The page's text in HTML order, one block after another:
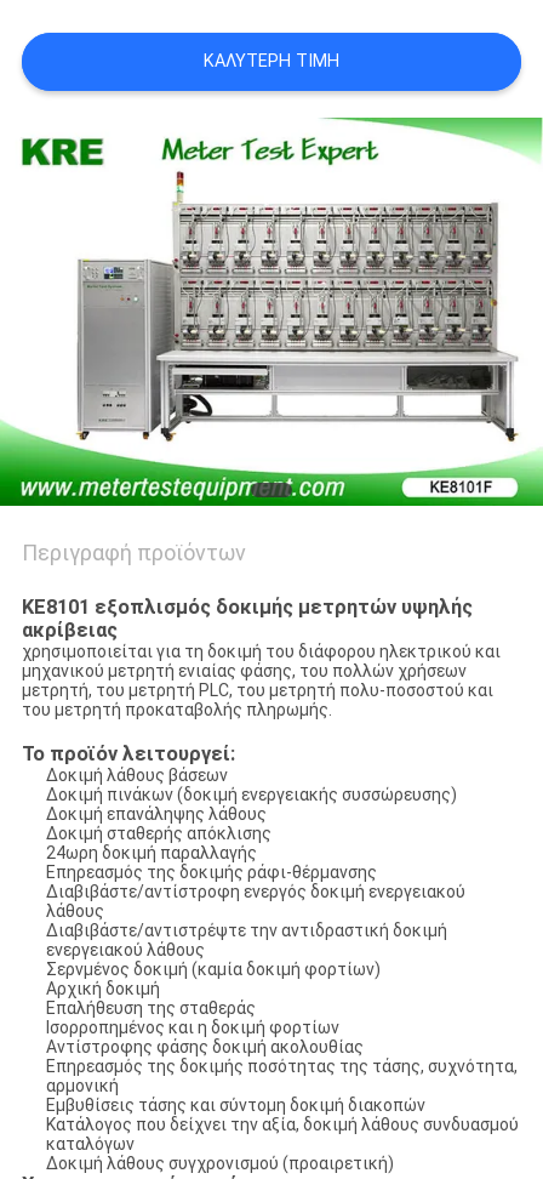
SITEMAP
POLICY
ΚΑΛΎΤΕΡΗ ΤΙΜΉ
Περιγραφή προϊόντων
KE8101 εξοπλισμός δοκιμής μετρητών υψηλής
ακρίβειας
χρησιμοποιείται για τη δοκιμή του διάφορου ηλεκτρικού και
μηχανικού μετρητή ενιαίας φάσης, του πολλών χρήσεων
μετρητή, του μετρητή PLC, του μετρητή πολυ-ποσοστού και
του μετρητή προκαταβολής πληρωμής.
Το προϊόν λειτουργεί:
Δοκιμή λάθους βάσεων
Δοκιμή πινάκων (δοκιμή ενεργειακής συσσώρευσης)
Δοκιμή επανάληψης λάθους
Δοκιμή σταθερής απόκλισης
24ωρη δοκιμή παραλλαγής
Επηρεασμός της δοκιμής ράφι-θέρμανσης
Διαβιβάστε/αντίστροφη ενεργός δοκιμή ενεργειακού
λάθους
Διαβιβάστε/αντιστρέψτε την αντιδραστική δοκιμή
ενεργειακού λάθους
Σερνμένος δοκιμή (καμία δοκιμή φορτίων)
Αρχική δοκιμή
Επαλήθευση της σταθεράς
Ισορροπημένος και η δοκιμή φορτίων
Αντίστροφης φάσης δοκιμή ακολουθίας
Επηρεασμός της δοκιμής ποσότητας της τάσης, συχνότητα,
αρμονική
Εμβυθίσεις τάσης και σύντομη δοκιμή διακοπών
Κατάλογος που δείχνει την αξία, δοκιμή λάθους συνδυασμού
καταλόγων
Δοκιμή λάθους συγχρονισμού (προαιρετική)